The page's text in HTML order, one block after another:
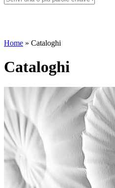
Home » Cataloghi
Cataloghi